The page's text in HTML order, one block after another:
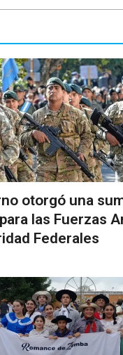
otorgó una
las Fuerzas
Federales